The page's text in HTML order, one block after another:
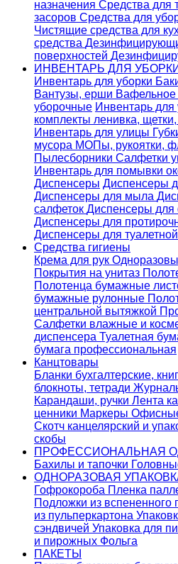
назначения Средства для
засоров Средства для
Чистящие средства для
средства
поверхностей
ИНВЕНТАРЬ ДЛЯ УБОРКИ
Инвентарь для уборки
Вантузы, ерши Вафельное
уборочные Инвентарь для
комплекты ленивка,
Инвентарь для улицы
мусора МОПы, рукоятки,
Пылесборники Салфетки
Инвентарь для помывки
Диспенсеры Диспенсеры
Диспенсеры для мыла
салфеток Диспенсеры для
Диспенсеры для
Диспенсеры для
Средства гигиены
Крема для рук
Покрытия на унитаз
Полотенца бумажные
бумажные рулонные
центральной вытяжкой
Салфетки влажные и
диспенсера Туалетная
бумага профессиональная
Канцтовары
Бланки бухгалтерские,
блокноты, тетради
Карандаши, ручки Лента
ценники Маркеры
Скотч канцелярский и
скобы
ПРОФЕССИОНАЛЬНАЯ
Бахилы и тапочки
ОДНОРАЗОВАЯ
Гофрокороба Пленка
Подложки из вспененного
из пульперкартона
сэндвичей Упаковка для
и пирожных Фольга
ПАКЕТЫ